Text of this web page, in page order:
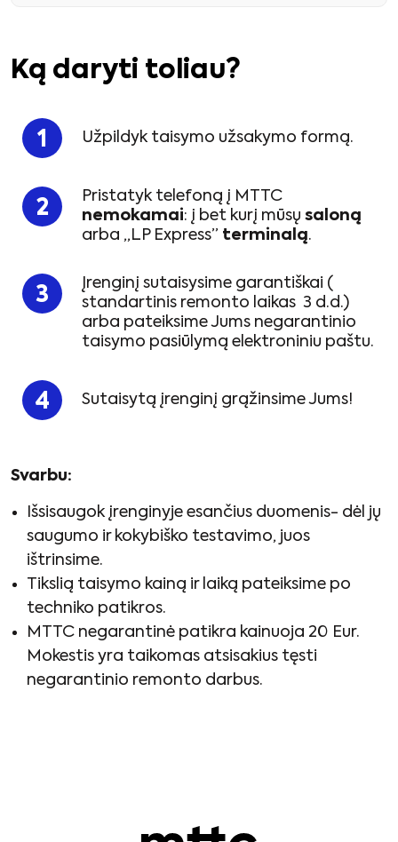
Ką daryti toliau?
Užpildyk taisymo užsakymo formą.
Pristatyk telefoną į MTTC
nemokamai: į bet kurį mūsų saloną
arba „LP Express” terminalą.
Įrenginį sutaisysime garantiškai (
standartinis remonto laikas 3 d.d.)
arba pateiksime Jums negarantinio
taisymo pasiūlymą elektroniniu paštu.
Sutaisytą įrenginį grąžinsime Jums!
Svarbu:
Išsisaugok įrenginyje esančius duomenis- dėl jų
saugumo ir kokybiško testavimo, juos
ištrinsime.
Tikslią taisymo kainą ir laiką pateiksime po
techniko patikros.
MTTC negarantinė patikra kainuoja 20 Eur.
Mokestis yra taikomas atsisakius tęsti
negarantinio remonto darbus.